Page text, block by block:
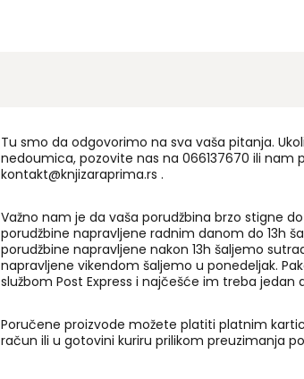
Tu smo da odgovorimo na sva vaša pitanja.
nedoumica, pozovite nas na 066137670 ili nam
kontakt@knjizaraprima.rs .
Važno nam je da vaša porudžbina brzo stigne
porudžbine napravljene radnim danom do 13h
porudžbine napravljene nakon 13h šaljemo
napravljene vikendom šaljemo u ponedeljak.
službom Post Express i najčešće im treba jedan
Poručene proizvode možete platiti platnim
račun ili u gotovini kuriru prilikom preuzimanja